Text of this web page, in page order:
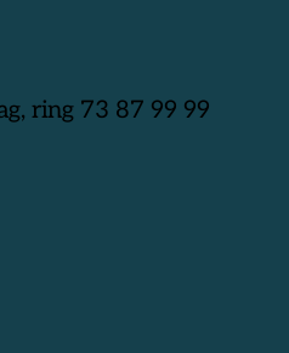
ring 73 87 99 99